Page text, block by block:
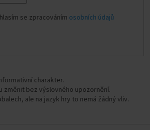
se zpracováním osobních údajů
charakter.
změnit bez výslovného upozornění.
ale na jazyk hry to nemá žádný vliv.